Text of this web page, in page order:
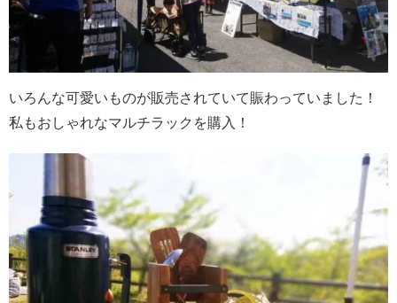
いろんな可愛いものが販売されていて賑わっていました！
私もおしゃれなマルチラックを購入！